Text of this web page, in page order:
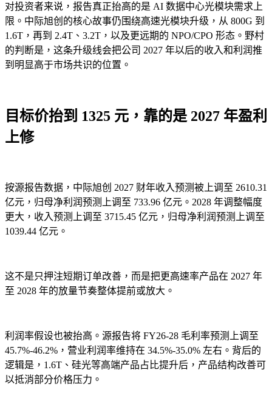
对投资者来说，报告真正抬高的是 AI 数据中心光模块需求上
限。中际旭创的核心故事仍围绕高速光模块升级，从 800G 到
1.6T，再到 2.4T、3.2T，以及更远期的 NPO/CPO 形态。野村
的判断是，这条升级线会把公司 2027 年以后的收入和利润推
到明显高于市场共识的位置。
目标价抬到 1325 元，靠的是 2027 年盈利
上修
按源报告数据，中际旭创 2027 财年收入预测被上调至 2610.31
亿元，归母净利润预测上调至 733.96 亿元。2028 年调整幅度
更大，收入预测上调至 3715.45 亿元，归母净利润预测上调至
1039.44 亿元。
这不是只押注短期订单改善，而是把更高速率产品在 2027 年
至 2028 年的放量节奏整体提前或放大。
利润率假设也被抬高。源报告将 FY26-28 毛利率预测上调至
45.7%-46.2%，营业利润率维持在 34.5%-35.0% 左右。背后的
逻辑是，1.6T、硅光等高端产品占比提升后，产品结构改善可
以抵消部分价格压力。